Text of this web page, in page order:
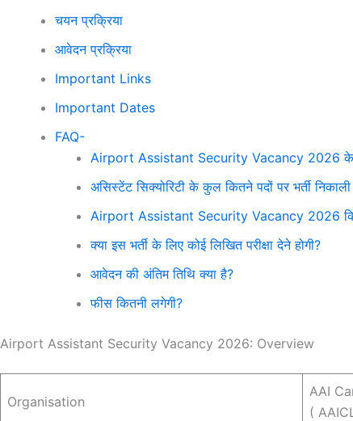
चयन प्रक्रिया
आवेदन प्रक्रिया
Important Links
Important Dates
FAQ-
Airport Assistant Security Vacancy 2026 के
असिस्टेंट सिक्योरिटी के कुल कितने पदों पर भर्ती
Airport Assistant Security Vacancy 2026 किन
क्या इस भर्ती के लिए कोई लिखित परीक्षा देने होगी?
आवेदन की अंतिम तिथि क्या है?
फीस कितनी लगेगी?
Airport Assistant Security Vacancy 2026: Overview
Organisation
AAI
(